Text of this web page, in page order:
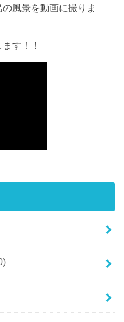
風景を動画に撮りま
す！！